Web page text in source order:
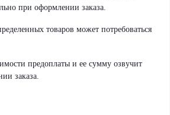
при оформлении заказа.
товаров может потребоваться
предоплаты и ее сумму озвучит
заказа.